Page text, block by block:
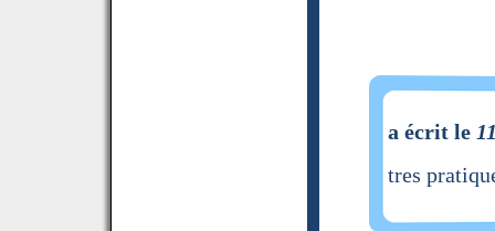
a écrit le
tres